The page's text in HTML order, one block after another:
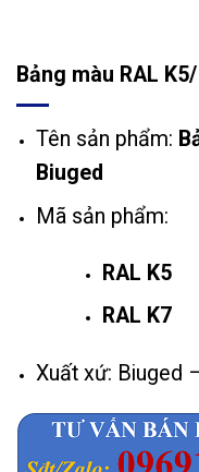
Bảng màu RAL
Tên sản phẩm:
Biuged
Mã sản phẩm:
RAL K5
RAL K7
Xuất xứ: Biuged